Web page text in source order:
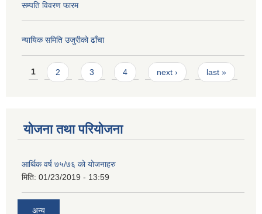
सम्पति विवरण फारम
न्यायिक समिति उजुरीको ढाँचा
Pages
1 2 3 4 next › last »
योजना तथा परियोजना
आर्थिक वर्ष ७५/७६ को योजनाहरु
मिति: 01/23/2019 - 13:59
अन्य